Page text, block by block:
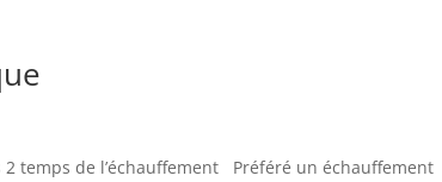
temps de l’échauffement Préféré un échauffement